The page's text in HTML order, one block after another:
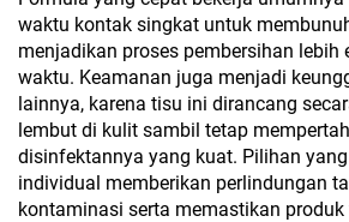
waktu kontak singkat untuk
menjadikan proses pembersihan lebih
waktu. Keamanan juga menjadi
lainnya, karena tisu ini dirancang
lembut di kulit sambil tetap
disinfektannya yang kuat. Pilihan
individual memberikan perlindungan
kontaminasi serta memastikan